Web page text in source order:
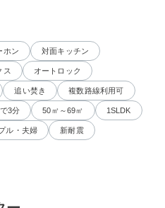
ホン 対面キッチン
ス オートロック
追い焚き 複数路線利用可
3分 50㎡～69㎡ 1SLDK
ル・夫婦 新耐震